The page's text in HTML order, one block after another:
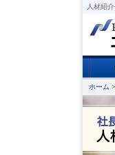
人材紹
ホーム >